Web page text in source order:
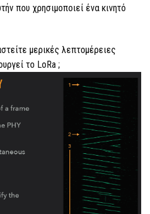
που χρησιμοποιεί ένα κινητό
μερικές λεπτομέρειες
το LoRa ;